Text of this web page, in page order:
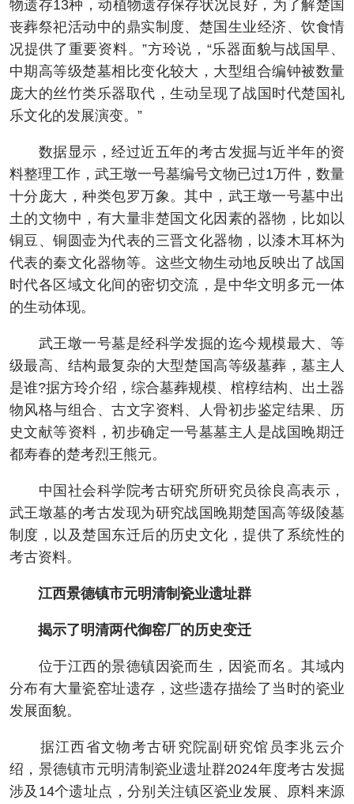
物遗存13种，动植物遗存保存状况良好，为了解楚国
丧葬祭祀活动中的鼎实制度、楚国生业经济、饮食情
况提供了重要资料。”方玲说，“乐器面貌与战国早、
中期高等级楚墓相比变化较大，大型组合编钟被数量
庞大的丝竹类乐器取代，生动呈现了战国时代楚国礼
乐文化的发展演变。”
数据显示，经过近五年的考古发掘与近半年的资
料整理工作，武王墩一号墓编号文物已过1万件，数量
十分庞大，种类包罗万象。其中，武王墩一号墓中出
土的文物中，有大量非楚国文化因素的器物，比如以
铜豆、铜圆壶为代表的三晋文化器物，以漆木耳杯为
代表的秦文化器物等。这些文物生动地反映出了战国
时代各区域文化间的密切交流，是中华文明多元一体
的生动体现。
武王墩一号墓是经科学发掘的迄今规模最大、等
级最高、结构最复杂的大型楚国高等级墓葬，墓主人
是谁?据方玲介绍，综合墓葬规模、棺椁结构、出土器
物风格与组合、古文字资料、人骨初步鉴定结果、历
史文献等资料，初步确定一号墓墓主人是战国晚期迁
都寿春的楚考烈王熊元。
中国社会科学院考古研究所研究员徐良高表示，
武王墩墓的考古发现为研究战国晚期楚国高等级陵墓
制度，以及楚国东迁后的历史文化，提供了系统性的
考古资料。
江西景德镇市元明清制瓷业遗址群
揭示了明清两代御窑厂的历史变迁
位于江西的景德镇因瓷而生，因瓷而名。其域内
分布有大量瓷窑址遗存，这些遗存描绘了当时的瓷业
发展面貌。
据江西省文物考古研究院副研究馆员李兆云介
绍，景德镇市元明清制瓷业遗址群2024年度考古发掘
涉及14个遗址点，分别关注镇区瓷业发展、原料来源